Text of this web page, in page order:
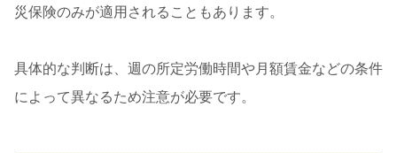
災保険のみが適用されることもあります。
具体的な判断は、週の所定労働時間や月額賃金などの条件
によって異なるため注意が必要です。